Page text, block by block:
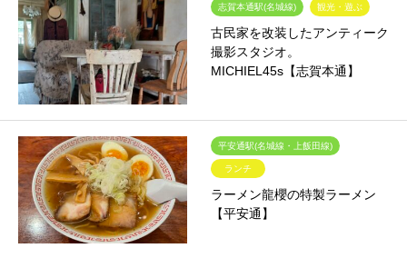
志賀本通駅(名城線) 観光・遊ぶ
古民家を改装したアンティーク
撮影スタジオ。
MICHIEL45s【志賀本通】
平安通駅(名城線・上飯田線)
ランチ
ラーメン龍櫻の特製ラーメン
【平安通】